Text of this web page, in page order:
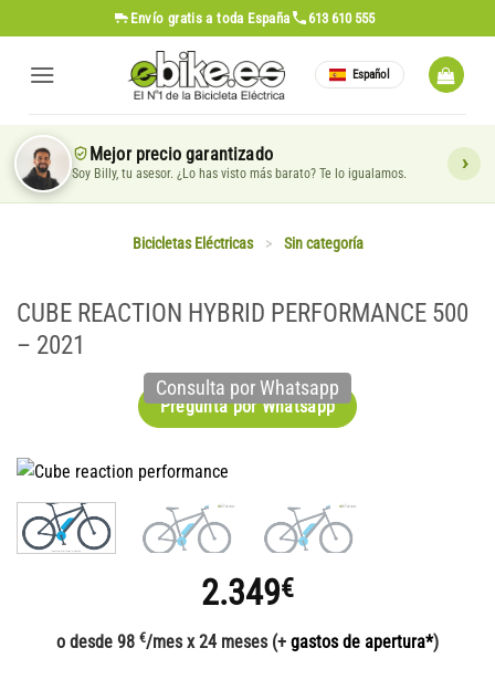
al
contenido
Envío gratis a toda España 613 610 555
Español
Mejor precio garantizado
Soy Billy, tu asesor. ¿Lo has visto más barato? Te lo igualamos.
Bicicletas Eléctricas > Sin categoría
CUBE REACTION HYBRID PERFORMANCE 500
– 2021
Pregunta por Whatsapp
Consulta por Whatsapp
2.349€
o desde 98 €/mes x 24 meses (+ gastos de apertura*)